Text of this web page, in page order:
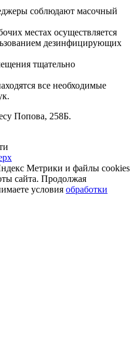
соблюдают масочный
местах осуществляется
дезинфицирующих
тщательно
все необходимые
Попова, 258Б.
Метрики и файлы cookies
сайта. Продолжая
условия обработки